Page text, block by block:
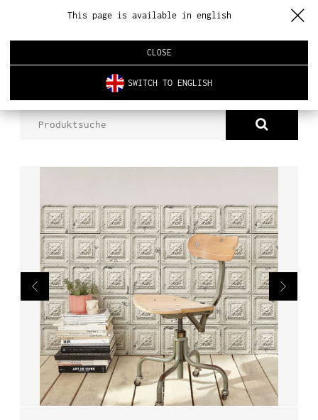
ÜBER UNS
INNENARCHITEKTUR
REALISIERUNGEN
AKTUELLES
PL EN DE
ANTIKES CREMEDAILLON-QUADRAT
This page is available in english
CLOSE
SWITCH TO ENGLISH